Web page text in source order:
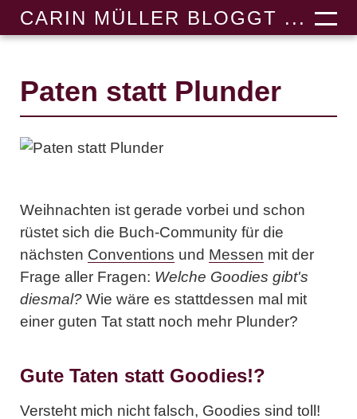
CARIN MÜLLER BLOGGT ...
Paten statt Plunder
Weihnachten ist gerade vorbei und schon
rüstet sich die Buch-Community für die
nächsten Conventions und Messen mit der
Frage aller Fragen: Welche Goodies gibt's
diesmal? Wie wäre es stattdessen mal mit
einer guten Tat statt noch mehr Plunder?
Gute Taten statt Goodies!?
Versteht mich nicht falsch, Goodies sind toll!